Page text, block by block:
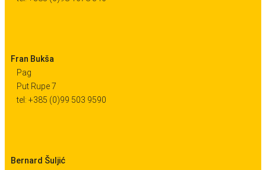
Fran Bukša
Pag
Put Rupe 7
tel: +385 (0)99 503 9590
Bernard Šuljić